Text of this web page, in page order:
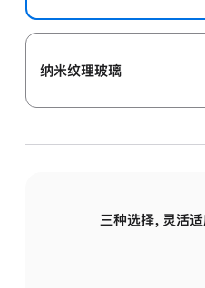
纳米纹理玻璃
三种选择，灵活